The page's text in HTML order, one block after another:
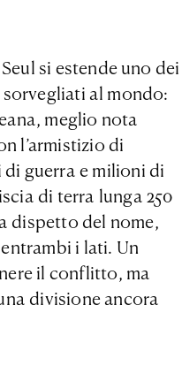
si estende uno dei
al mondo:
meglio nota
l’armistizio di
guerra e milioni di
di terra lunga 250
dispetto del nome,
i lati. Un
il conflitto, ma
divisione ancora